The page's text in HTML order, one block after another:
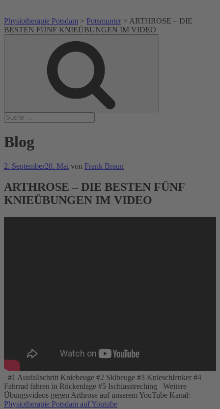
Physiotherapie Potsdam > Potsmunter > ARTHROSE – DIE
BESTEN FÜNF KNIEÜBUNGEN IM VIDEO
Blog
Veröffentlicht
2. September20. Mai von Frank Braun
ARTHROSE – DIE BESTEN FÜNF
KNIEÜBUNGEN IM VIDEO
#1 Ausfallschritt Kniebeuge #2 Skibeuge #3 Knieschlenker #4
Fahrrad fahren in Rückenlage #5 Ischiasstreching Weitere
Übungsvideos gegen Arthrose auf unserem YouTube Kanal:
Physiotherapie Potsdam auf Youtube